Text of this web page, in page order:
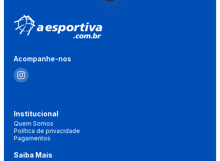
Acompanhe-nos
Institucional
Quem Somos
Política de privacidade
Pagamentos
Saiba Mais